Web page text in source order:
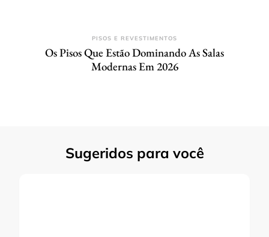
PISOS E REVESTIMENTOS
Os Pisos Que Estão Dominando As Salas
Modernas Em 2026
Sugeridos para você